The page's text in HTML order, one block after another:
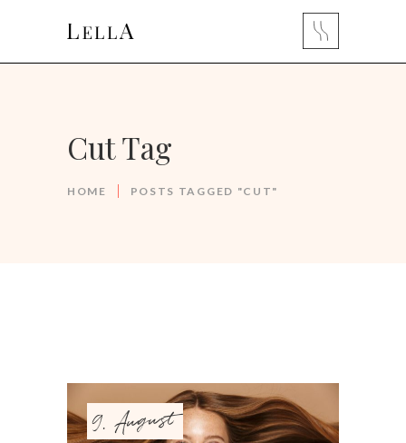
Cut Tag
HOME POSTS TAGGED "CUT"
9. August